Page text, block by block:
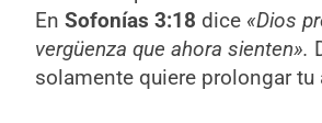
En Sofonías 3:18 dice «Dios
vergüenza que ahora sienten».
solamente quiere prolongar tu